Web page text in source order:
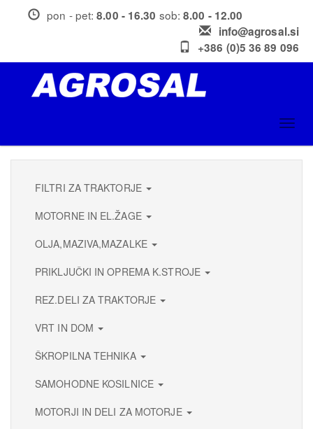
pon - pet:8.00 - 16.30 sob:8.00 - 12.00
info@agrosal.si
+386 (0)5 36 89 096
FILTRI ZA TRAKTORJE
MOTORNE IN EL.ŽAGE
OLJA,MAZIVA,MAZALKE
PRIKLJUČKI IN OPREMA K.STROJE
REZ.DELI ZA TRAKTORJE
VRT IN DOM
ŠKROPILNA TEHNIKA
SAMOHODNE KOSILNICE
MOTORJI IN DELI ZA MOTORJE